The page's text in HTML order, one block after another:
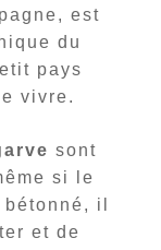
est
du
pays
vivre.
sont
si le
il
et de